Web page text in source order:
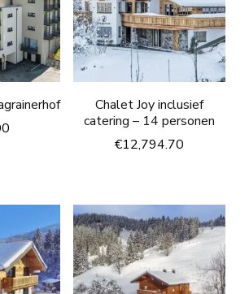
Chalet Joy inclusief
catering – 14 personen
€12,794.70